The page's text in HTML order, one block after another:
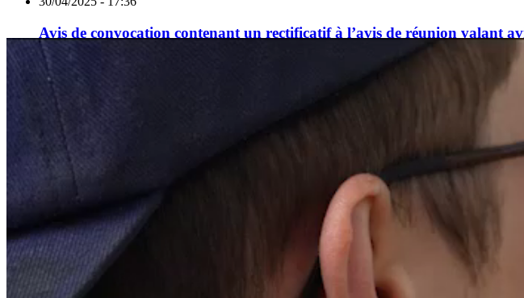
Avis de convocation contenant un rectificatif à l’avis de réunion valant
avril 2025
25/04/2025 - 20:15
Rapport des Commissaires aux Comptes sur les comptes consolidés
25/04/2025 - 20:11
Rapport de certification des informations en matière de durabilité et de
règlement (UE) 2020/852 de la société FORSEE POWER
25/04/2025 - 20:10
Rapport des Commissaires aux Comptes sur la réduction de capital
25/04/2025 - 20:10